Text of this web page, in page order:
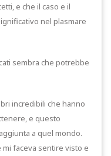
e che il caso e il
nel plasmare
sembra che potrebbe
incredibili che hanno
e questo
a quel mondo.
faceva sentire visto e